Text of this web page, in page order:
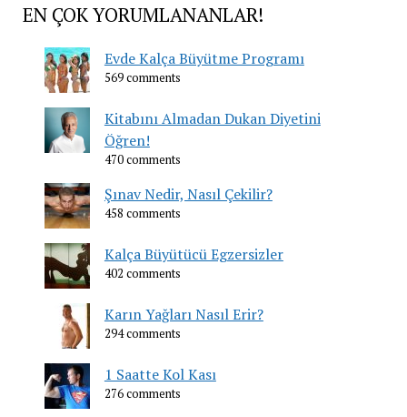
EN ÇOK YORUMLANANLAR!
Evde Kalça Büyütme Programı
569 comments
Kitabını Almadan Dukan Diyetini
Öğren!
470 comments
Şınav Nedir, Nasıl Çekilir?
458 comments
Kalça Büyütücü Egzersizler
402 comments
Karın Yağları Nasıl Erir?
294 comments
1 Saatte Kol Kası
276 comments